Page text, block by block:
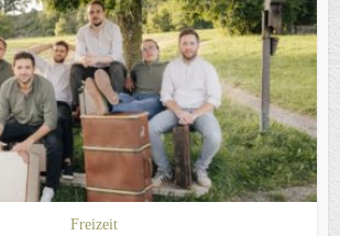
Freizeit